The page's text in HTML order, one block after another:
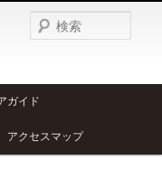
索
ガイド
アクセスマップ